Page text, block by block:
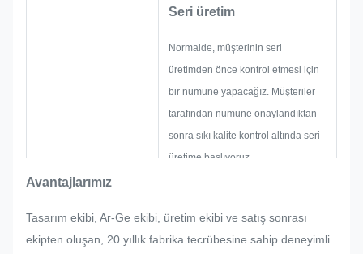
Seri üretim
Normalde, müşterinin seri
üretimden önce kontrol etmesi için
bir numune yapacağız. Müşteriler
tarafından numune onaylandıktan
sonra sıkı kalite kontrol altında seri
üretime başlıyoruz.
müşteri tarafından aniden herhangi
bir yeniden ayarlama talep edilirse,
Avantajlarımız
Tasarım ekibi, Ar-Ge ekibi, üretim ekibi ve satış sonrası
ekipten oluşan, 20 yıllık fabrika tecrübesine sahip deneyimli